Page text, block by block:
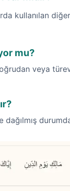
kullanılan
mu?
veya